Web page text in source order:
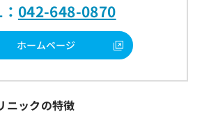
042-648-0870
ホームページ
ニックの特徴